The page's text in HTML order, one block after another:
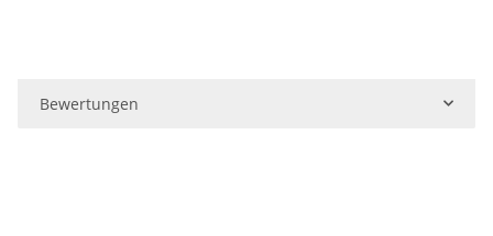
Bewertungen